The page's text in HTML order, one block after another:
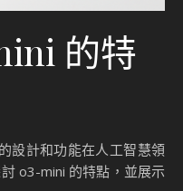
的特
設計和功能在人工智慧領
o3-mini 的特點，並展示